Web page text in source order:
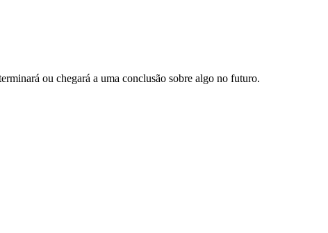
ou chegará a uma conclusão sobre algo no futuro.